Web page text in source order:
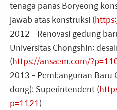
tenaga panas Boryeong
jawab atas konstruksi (
2012 - Renovasi gedung
Universitas Chongshin:
(https://ansaem.com/
2013 - Pembangunan Baru
dong): Superintendent (
p=1121)